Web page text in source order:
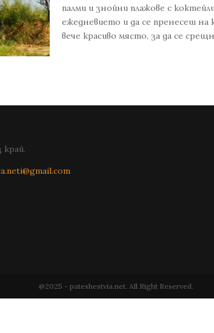
палми и знойни плажове с
ежедневието и да се пренесеш
вече красиво място, за да се
@2025 - pateshestvia.net. All Right Reserved.